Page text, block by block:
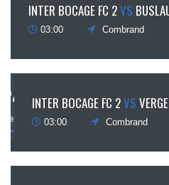
INTER BOCAGE FC 2VS
03:00 Combrand
24 INTER BOCAGE FC 2VS
03:00 Combrand